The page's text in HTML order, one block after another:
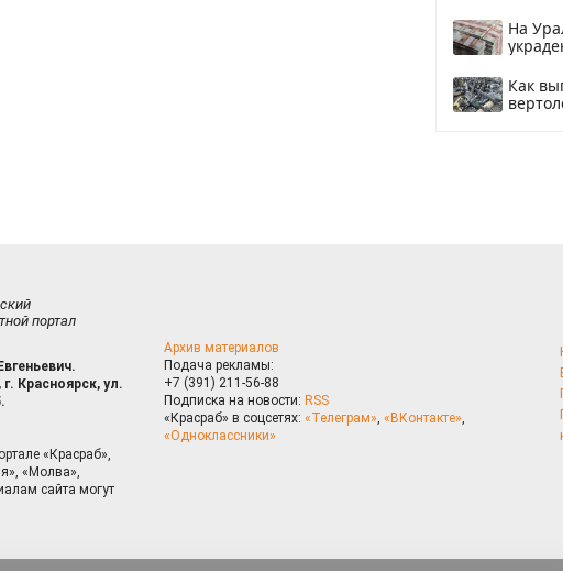
На
Как
портал
Красноярск, ул.
«Красраб»,
«Молва»,
сайта могут
Архив материалов
Подача рекламы:
+7 (391) 211-56-88
Подписка на новости: RSS
«Красраб» в соцсетях: «Телеграм», «ВКонтакте»,
«Одноклассники»
сайте, Вы даете согласие на использование cookies, которые применяются
можно через настройки Вашего браузера.